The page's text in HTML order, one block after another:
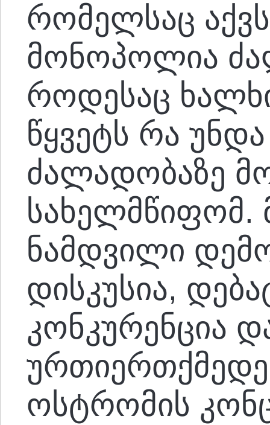
რომელსაც
მონოპოლია
როდესაც
წყვეტს რა
ძალადობაზე
სახელმწიფომ.
ნამდვილი
დისკუსია,
კონკურენცია
ოსტრომის